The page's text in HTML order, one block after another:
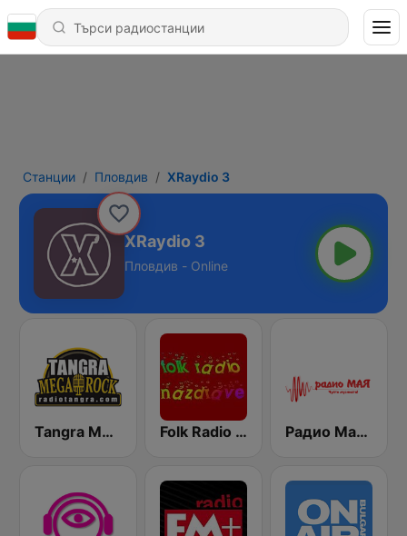
Станции Пловдив XRaydio 3
XRaydio 3
Пловдив - Online
Tangra Mega Rock Folk Radio Nazdrave (Фолк радио Наздраве) Радио Мая (Radio Maia)